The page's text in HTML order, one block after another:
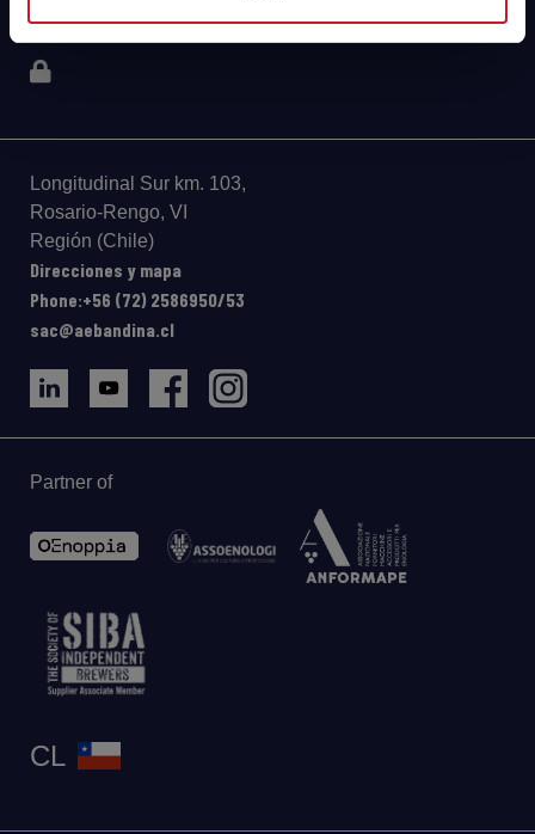
SPIRITS
Longitudinal Sur km. 103,
Rosario-Rengo, VI
Región (Chile)
Direcciones y mapa
Phone:+56 (72) 2586950/53
sac@aebandina.cl
Partner of
CL